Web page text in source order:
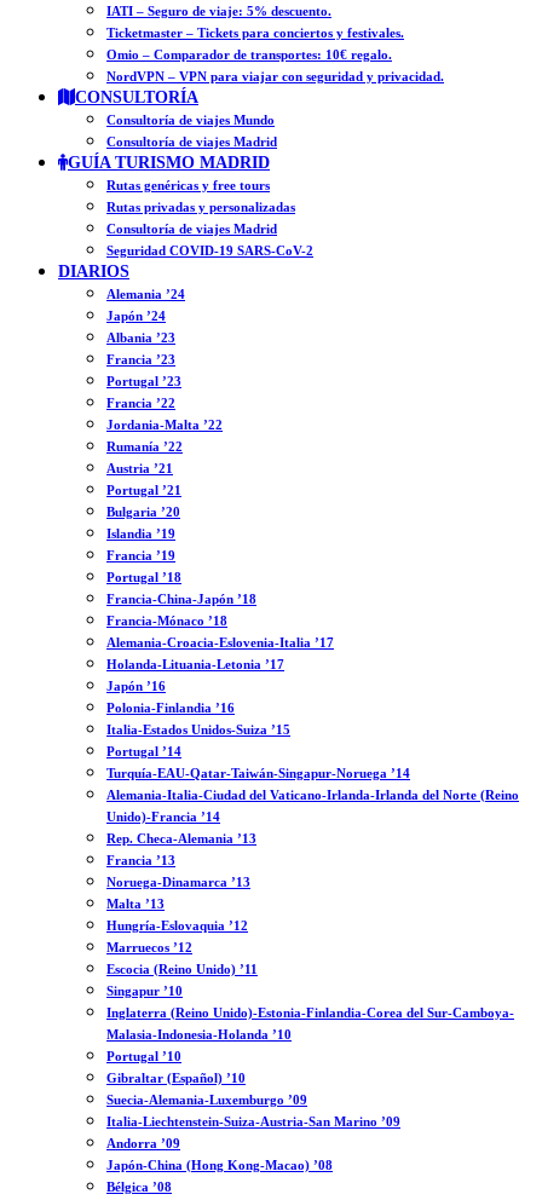
IATI – Seguro de viaje: 5% descuento.
Ticketmaster – Tickets para conciertos y festivales.
Omio – Comparador de transportes: 10€ regalo.
NordVPN – VPN para viajar con seguridad y privacidad.
CONSULTORÍA
Consultoría de viajes Mundo
Consultoría de viajes Madrid
GUÍA TURISMO MADRID
Rutas genéricas y free tours
Rutas privadas y personalizadas
Consultoría de viajes Madrid
Seguridad COVID-19 SARS-CoV-2
DIARIOS
Alemania ’24
Japón ’24
Albania ’23
Francia ’23
Portugal ’23
Francia ’22
Jordania-Malta ’22
Rumanía ’22
Austria ’21
Portugal ’21
Bulgaria ’20
Islandia ’19
Francia ’19
Portugal ’18
Francia-China-Japón ’18
Francia-Mónaco ’18
Alemania-Croacia-Eslovenia-Italia ’17
Holanda-Lituania-Letonia ’17
Japón ’16
Polonia-Finlandia ’16
Italia-Estados Unidos-Suiza ’15
Portugal ’14
Turquía-EAU-Qatar-Taiwán-Singapur-Noruega ’14
Alemania-Italia-Ciudad del Vaticano-Irlanda-Irlanda del Norte (Reino
Unido)-Francia ’14
Rep. Checa-Alemania ’13
Francia ’13
Noruega-Dinamarca ’13
Malta ’13
Hungría-Eslovaquia ’12
Marruecos ’12
Escocia (Reino Unido) ’11
Singapur ’10
Inglaterra (Reino Unido)-Estonia-Finlandia-Corea del Sur-Camboya-
Malasia-Indonesia-Holanda ’10
Portugal ’10
Gibraltar (Español) ’10
Suecia-Alemania-Luxemburgo ’09
Italia-Liechtenstein-Suiza-Austria-San Marino ’09
Andorra ’09
Japón-China (Hong Kong-Macao) ’08
Bélgica ’08